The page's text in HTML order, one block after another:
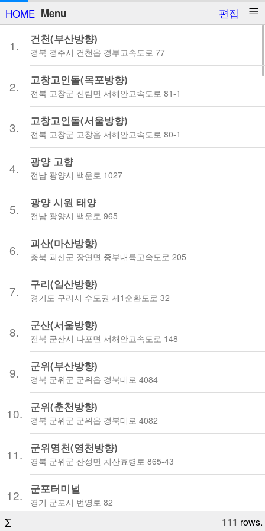
HOME 편집
Menu
Σ 111 rows.
건천(부산방향)
경북 경주시 건천읍 경부고속도로 77
1.
고창고인돌(목포방향)
전북 고창군 신림면 서해안고속도로 81-1
2.
고창고인돌(서울방향)
전북 고창군 고창읍 서해안고속도로 80-1
3.
광양 고향
전남 광양시 백운로 1027
4.
광양 시원 태양
전남 광양시 백운로 965
5.
괴산(마산방향)
충북 괴산군 장연면 중부내륙고속도로 205
6.
구리(일산방향)
경기도 구리시 수도권 제1순환도로 32
7.
군산(서울방향)
전북 군산시 나포면 서해안고속도로 148
8.
군위(부산방향)
경북 군위군 군위읍 경북대로 4084
9.
군위(춘천방향)
경북 군위군 군위읍 경북대로 4082
10.
군위영천(영천방향)
경북 군위군 산성면 치산효령로 865-43
11.
군포터미널
경기 군포시 번영로 82
12.